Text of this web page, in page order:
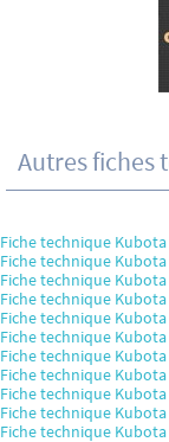
Autres fiches
Fiche technique Kubota
Fiche technique Kubota
Fiche technique Kubota
Fiche technique Kubota
Fiche technique Kubota
Fiche technique Kubota
Fiche technique Kubota
Fiche technique Kubota
Fiche technique Kubota
Fiche technique Kubota
Fiche technique Kubota